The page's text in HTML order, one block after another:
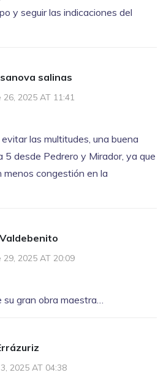
y seguir las indicaciones del
salinas
2025 AT 11:41
las multitudes, una buena
5 desde Pedrero y Mirador, ya que
congestión en la
29, 2025 AT 20:09
gran obra maestra…
2025 AT 04:38